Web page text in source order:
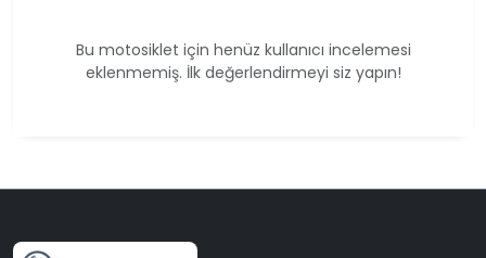
Bu motosiklet için henüz kullanıcı incelemesi
eklenmemiş. İlk değerlendirmeyi siz yapın!